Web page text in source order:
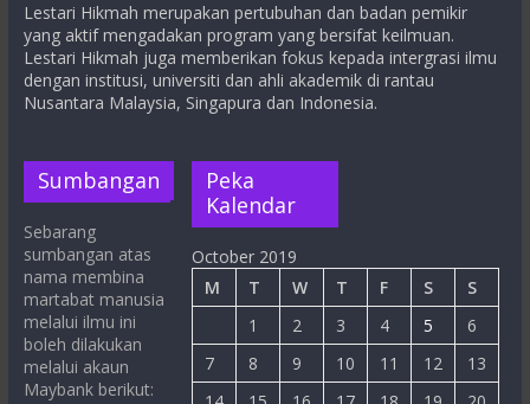
Lestari Hikmah merupakan pertubuhan dan badan pemikir
yang aktif mengadakan program yang bersifat keilmuan.
Lestari Hikmah juga memberikan fokus kepada intergrasi ilmu
dengan institusi, universiti dan ahli akademik di rantau
Nusantara Malaysia, Singapura dan Indonesia.
Sumbangan
Sebarang
sumbangan atas
nama membina
martabat manusia
melalui ilmu ini
boleh dilakukan
melalui akaun
Maybank berikut:
Peka
Kalendar
October 2019
M
T W T F S
S
1
2 3 4 5
6
7
8 9 10 11 12
13